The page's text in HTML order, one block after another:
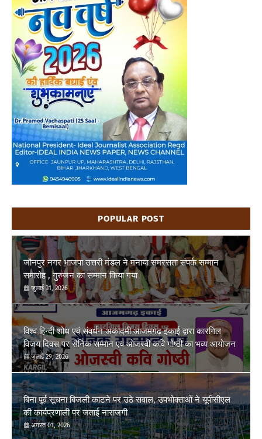
POPULAR POST
जौनपुर नगर भाजपा उत्तरी मंडल ने मनाया समरसता संपर्क सम्मान
समारोह , गुरुजन का सम्मान किया गया
जुलाई 31, 2026
विश्व हिन्दी शोध एवं संवर्धन अकादमी आजमगढ़ इकाई द्वारा कारगिल
विजय दिवस पर सैनिक सम्मान एवं ओजस्वी कवि गोष्ठी का भव्य आयोजन
जुलाई 29, 2026
बिना पूर्व सूचना बिजली काटने पर उठे सवाल, उपभोक्ताओं ने यूपीसीएल
की कार्यप्रणाली पर जताई नाराजगी
अगस्त 01, 2026